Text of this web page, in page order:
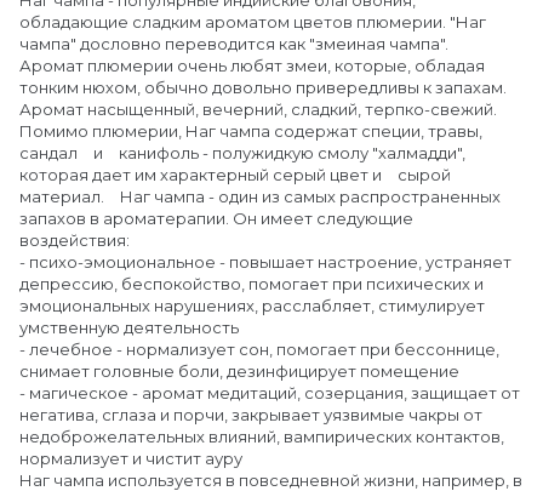
обладающие сладким ароматом цветов плюмерии. "Наг
чампа" дословно переводится как "змеиная чампа".
Аромат плюмерии очень любят змеи, которые, обладая
тонким нюхом, обычно довольно привередливы к запахам.
Аромат насыщенный, вечерний, сладкий, терпко-свежий.
Помимо плюмерии, Наг чампа содержат специи, травы,
сандал и канифоль - полужидкую смолу "халмадди",
которая дает им характерный серый цвет и сырой
материал. Наг чампа - один из самых распространенных
запахов в ароматерапии. Он имеет следующие
воздействия:
- психо-эмоциональное - повышает настроение, устраняет
депрессию, беспокойство, помогает при психических и
эмоциональных нарушениях, расслабляет, стимулирует
умственную деятельность
- лечебное - нормализует сон, помогает при бессоннице,
снимает головные боли, дезинфицирует помещение
- магическое - аромат медитаций, созерцания, защищает от
негатива, сглаза и порчи, закрывает уязвимые чакры от
недоброжелательных влияний, вампирических контактов,
нормализует и чистит ауру
Наг чампа используется в повседневной жизни, например, в